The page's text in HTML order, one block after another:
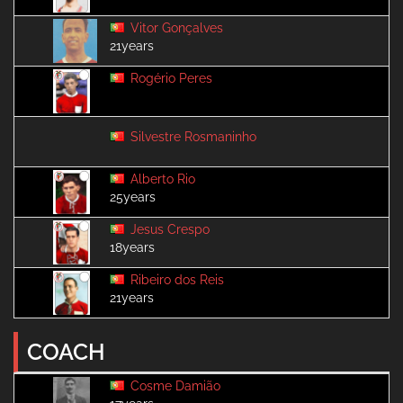
Vitor Gonçalves
21years
Rogério Peres
Silvestre Rosmaninho
Alberto Rio
25years
Jesus Crespo
18years
Ribeiro dos Reis
21years
COACH
Cosme Damião